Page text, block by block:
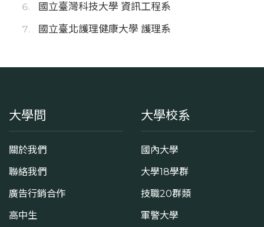
國立臺灣科技大學 資訊工程系
國立臺北護理健康大學 護理系
大學問
關於我們
聯絡我們
廣告行銷合作
高中生
大學校系
國內大學
大學18學群
技職20群類
軍警大學